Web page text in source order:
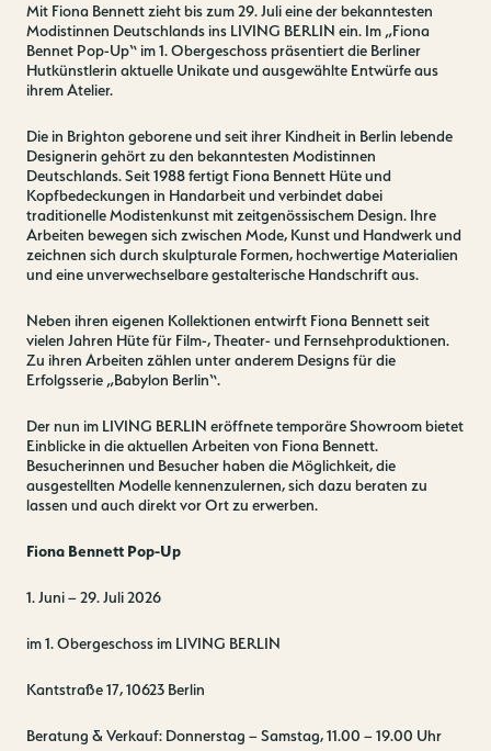
Mit Fiona Bennett zieht bis zum 29. Juli eine der bekanntesten
Modistinnen Deutschlands ins LIVING BERLIN ein. Im „Fiona
Bennet Pop-Up“ im 1. Obergeschoss präsentiert die Berliner
Hutkünstlerin aktuelle Unikate und ausgewählte Entwürfe aus
ihrem Atelier.
Die in Brighton geborene und seit ihrer Kindheit in Berlin lebende
Designerin gehört zu den bekanntesten Modistinnen
Deutschlands. Seit 1988 fertigt Fiona Bennett Hüte und
Kopfbedeckungen in Handarbeit und verbindet dabei
traditionelle Modistenkunst mit zeitgenössischem Design. Ihre
Arbeiten bewegen sich zwischen Mode, Kunst und Handwerk und
zeichnen sich durch skulpturale Formen, hochwertige Materialien
und eine unverwechselbare gestalterische Handschrift aus.
Neben ihren eigenen Kollektionen entwirft Fiona Bennett seit
vielen Jahren Hüte für Film-, Theater- und Fernsehproduktionen.
Zu ihren Arbeiten zählen unter anderem Designs für die
Erfolgsserie „Babylon Berlin“.
Der nun im LIVING BERLIN eröffnete temporäre Showroom bietet
Einblicke in die aktuellen Arbeiten von Fiona Bennett.
Besucherinnen und Besucher haben die Möglichkeit, die
ausgestellten Modelle kennenzulernen, sich dazu beraten zu
lassen und auch direkt vor Ort zu erwerben.
Fiona Bennett Pop-Up
1. Juni – 29. Juli 2026
im 1. Obergeschoss im LIVING BERLIN
Kantstraße 17, 10623 Berlin
Beratung & Verkauf: Donnerstag – Samstag, 11.00 – 19.00 Uhr